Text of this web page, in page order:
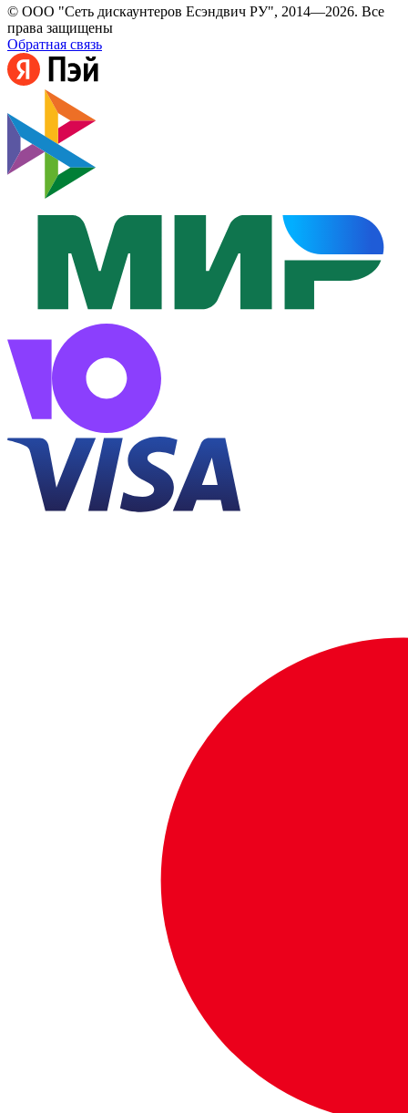
© ООО "Сеть дискаунтеров Есэндвич РУ", 2014—2026. Все
права защищены
Обратная связь